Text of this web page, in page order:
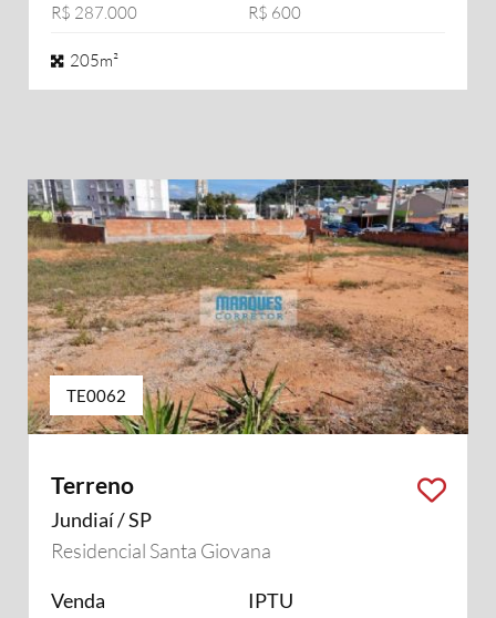
R$ 287.000 R$ 600
205m²
TE0062
Terreno
Jundiaí / SP
Residencial Santa Giovana
Venda IPTU